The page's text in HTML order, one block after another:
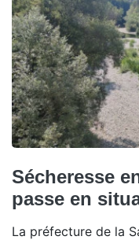
Sécheresse
passe en
La préfecture de la